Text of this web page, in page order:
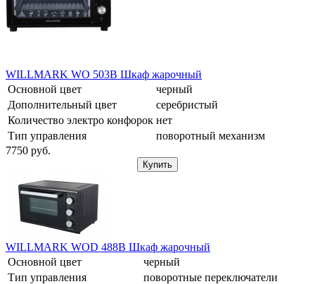
WILLMARK WO 503B Шкаф жарочный
Основной цвет
черный
Дополнительный цвет
серебристый
Количество электро конфорок нет
Тип управления
поворотный механизм
7750 pуб.
Купить
WILLMARK WOD 488B Шкаф жарочный
Основной цвет
черный
Тип управления
поворотные переключатели